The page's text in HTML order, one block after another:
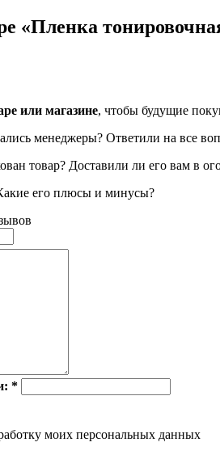
«Пленка
или магазине, чтобы будущие
менеджеры? Ответили на все
товар? Доставили ли его вам в
его плюсы и минусы?
*
моих персональных данных